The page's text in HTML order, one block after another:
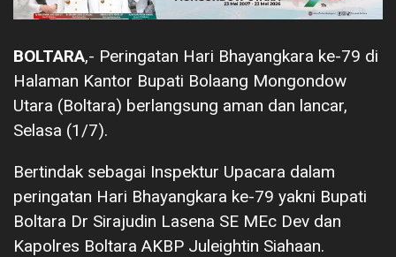
BOLTARA,- Peringatan Hari Bhayangkara ke-79 di
Halaman Kantor Bupati Bolaang Mongondow
Utara (Boltara) berlangsung aman dan lancar,
Selasa (1/7).
Bertindak sebagai Inspektur Upacara dalam
peringatan Hari Bhayangkara ke-79 yakni Bupati
Boltara Dr Sirajudin Lasena SE MEc Dev dan
Kapolres Boltara AKBP Juleightin Siahaan.